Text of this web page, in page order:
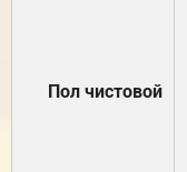
Пол чистовой